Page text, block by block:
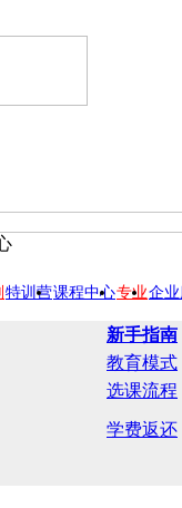
特训营课程中心专业企
新手指南
教育模式
选课流程
学费返还